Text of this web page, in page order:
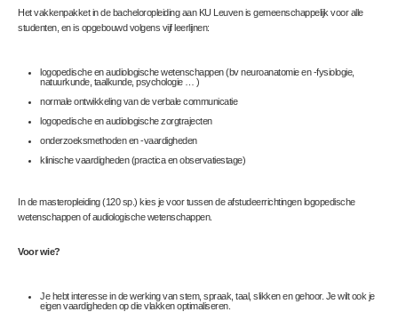
Het vakkenpakket in de bacheloropleiding aan KU Leuven is gemeenschappelijk voor alle
studenten, en is opgebouwd volgens vijf leerlijnen:
logopedische en audiologische wetenschappen (bv neuroanatomie en -fysiologie,
natuurkunde, taalkunde, psychologie … )
normale ontwikkeling van de verbale communicatie
logopedische en audiologische zorgtrajecten
onderzoeksmethoden en -vaardigheden
klinische vaardigheden (practica en observatiestage)
In de masteropleiding (120 sp.) kies je voor tussen de afstudeerrichtingen logopedische
wetenschappen of audiologische wetenschappen.
Voor wie?
Je hebt interesse in de werking van stem, spraak, taal, slikken en gehoor. Je wilt ook je
eigen vaardigheden op die vlakken optimaliseren.